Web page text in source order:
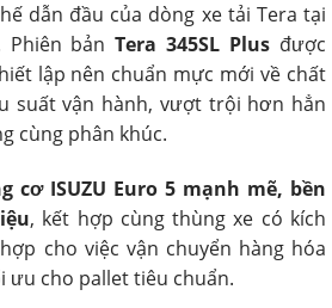
dẫn đầu của dòng xe tải Tera tại
Phiên bảnTera 345SL Plus được
lập nên chuẩn mực mới về chất
suất vận hành, vượt trội hơn hẳn
cùng phân khúc.
cơ ISUZU Euro 5 mạnh mẽ, bền
, kết hợp cùng thùng xe có kích
cho việc vận chuyển hàng hóa
ưu cho pallet tiêu chuẩn.